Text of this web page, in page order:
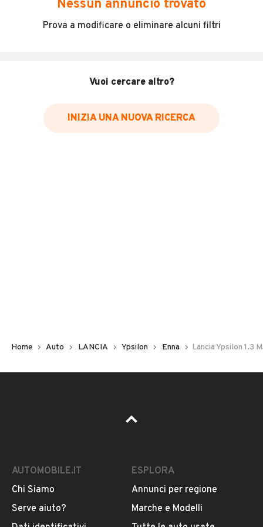
Incidenti in cui è stato coinvolto il veicolo
Data e luogo delle revisioni effettuate
Inserisci il numero di targa per verificare la disponibilità
Pubblicità
Nessun annuncio trovato
Prova a modificare o eliminare alcuni filtri
Vuoi cercare altro?
INIZIA UNA NUOVA RICERCA
Home Auto LANCIA Ypsilon Enna Lancia Ypsilon 1.3
AUTOMOBILE.IT
Chi Siamo
Serve aiuto?
ESPLORA
Annunci per regione
Marche e Modelli